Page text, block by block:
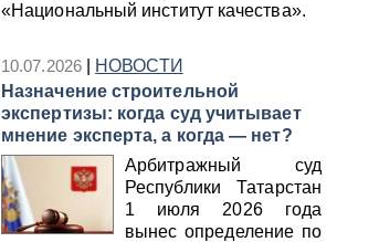
«Национальный институт качества».
10.07.2026|
НОВОСТИ
Назначение строительной
экспертизы: когда суд учитывает
мнение эксперта, а когда — нет?
Арбитражный суд
Республики Татарстан
1 июля 2026 года
вынес определение по